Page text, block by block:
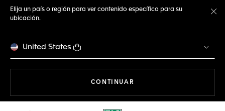
Elija un país o región para ver contenido específico para su
ubicación.
United States
CONTINUAR